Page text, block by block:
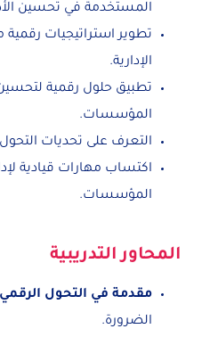
المستخدمة في تحسين
تطوير استراتيجيات رقمية
الإدارية.
تطبيق حلول رقمية لتحسين
المؤسسات.
التعرف على تحديات
اكتساب مهارات قيادية
المؤسسات.
المحاور التدريبية
مقدمة في التحول الرقمي
الضرورة.